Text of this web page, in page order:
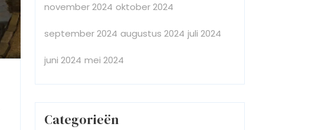
november 2024 oktober 2024
september 2024 augustus 2024 juli 2024
juni 2024 mei 2024
Categorieën